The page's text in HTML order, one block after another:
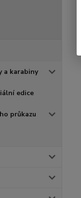
a karabiny
edice
průkazu